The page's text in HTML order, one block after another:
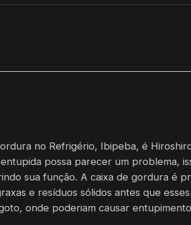
no Refrigério, Ibipeba, é
possa parecer um problema,
sua função. A caixa de gordura é
e resíduos sólidos antes que esses
onde poderiam causar